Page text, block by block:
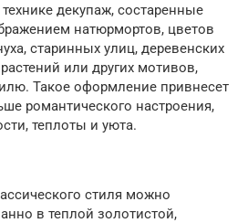
декупаж, состаренные
натюрмортов, цветов
старинных улиц, деревенских
или других мотивов,
Такое оформление привнесет
романтического настроения,
теплоты и уюта.
стиля можно
в теплой золотистой,